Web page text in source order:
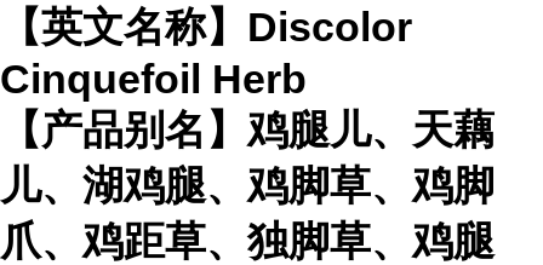
【英文名称】Discolor
Cinquefoil Herb
【产品别名】鸡腿儿、天藕
儿、湖鸡腿、鸡脚草、鸡脚
爪、鸡距草、独脚草、鸡腿